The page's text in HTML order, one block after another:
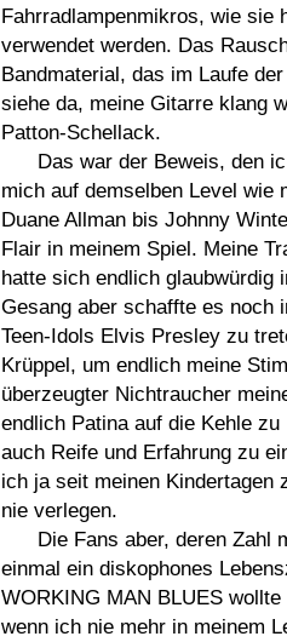
Fahrradlampenmikros, wie sie
verwendet werden. Das
Bandmaterial, das im Laufe
siehe da, meine Gitarre klang
Patton-Schellack.
Das war der Beweis, den
mich auf demselben Level wie
Duane Allman bis Johnny
Flair in meinem Spiel. Meine
hatte sich endlich glaubwürdig
Gesang aber schaffte es noch
Teen-Idols Elvis Presley zu
Krüppel, um endlich meine
überzeugter Nichtraucher
endlich Patina auf die Kehle
auch Reife und Erfahrung zu
ich ja seit meinen Kindertagen
nie verlegen.
Die Fans aber, deren Zahl
einmal ein diskophones
WORKING MAN BLUES
wenn ich nie mehr in meinem